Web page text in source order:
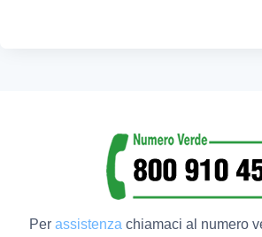
Per assistenzachiamaci al numero